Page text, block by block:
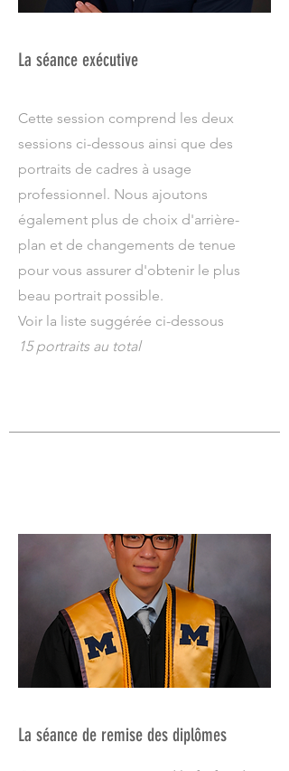
La séance exécutive
Cette session comprend les deux
sessions ci-dessous ainsi que des
portraits de cadres à usage
professionnel. Nous ajoutons
également plus de choix d'arrière-
plan et de changements de tenue
pour vous assurer d'obtenir le plus
beau portrait possible.
Voir la liste suggérée ci-dessous
15 portraits au total
La séance de remise des diplômes